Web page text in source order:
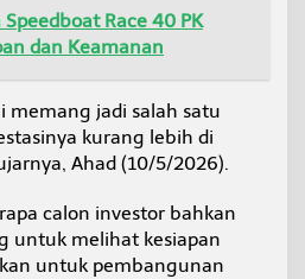
e
B
Speedboat Race 40 PK
dan Keamanan
memang jadi salah satu
kurang lebih di
Ahad (10/5/2026).
calon investor bahkan
untuk melihat kesiapan
untuk pembangunan